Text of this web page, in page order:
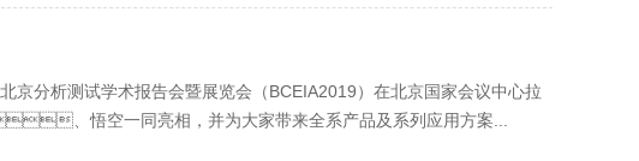
京分析测试学术报告会暨展览会（BCEIA2019）在北京国家会议中心拉
、悟空一同亮相，并为大家带来全系产品及系列应用方案...